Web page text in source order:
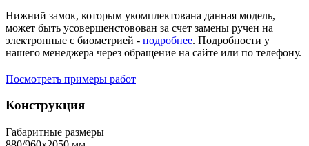
Нижний замок, которым укомплектована данная модель,
может быть усовершенстовован за счет замены ручен на
электронные с биометрией - подробнее. Подробности у
нашего менеджера через обращение на сайте или по телефону.
Посмотреть примеры работ
Конструкция
Габаритные размеры